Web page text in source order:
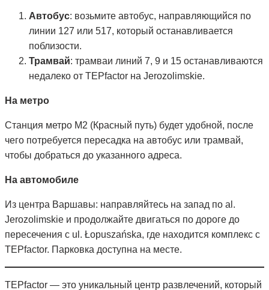
Автобус: возьмите автобус, направляющийся по
линии 127 или 517, который останавливается
поблизости.
Трамвай: трамваи линий 7, 9 и 15 останавливаются
недалеко от TEPfactor на Jerozolimskie.
На метро
Станция метро M2 (Красный путь) будет удобной, после
чего потребуется пересадка на автобус или трамвай,
чтобы добраться до указанного адреса.
На автомобиле
Из центра Варшавы: направляйтесь на запад по al.
Jerozolimskie и продолжайте двигаться по дороге до
пересечения с ul. Łopuszańska, где находится комплекс с
TEPfactor. Парковка доступна на месте.
TEPfactor — это уникальный центр развлечений, который